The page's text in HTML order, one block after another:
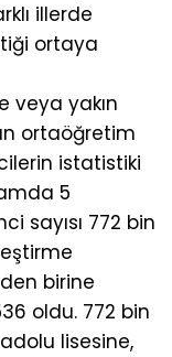
illerde
ortaya
veya yakın
ortaöğretim
istatistiki
5
sayısı 772 bin
birine
oldu. 772 bin
lisesine,